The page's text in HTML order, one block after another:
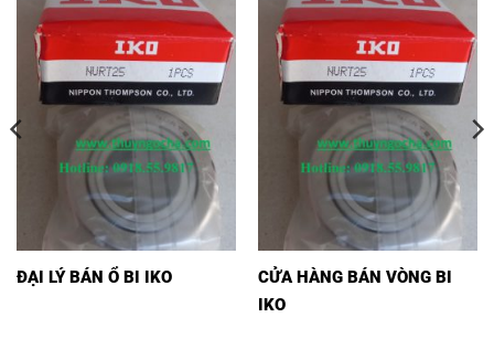
ĐẠI LÝ BÁN Ổ BI IKO
CỬA HÀNG BÁN VÒNG BI
IKO